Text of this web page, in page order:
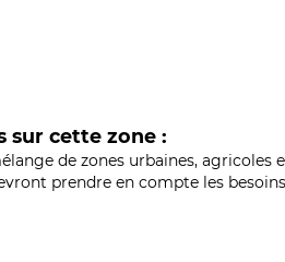
sur cette zone :
de zones urbaines, agricoles
prendre en compte les